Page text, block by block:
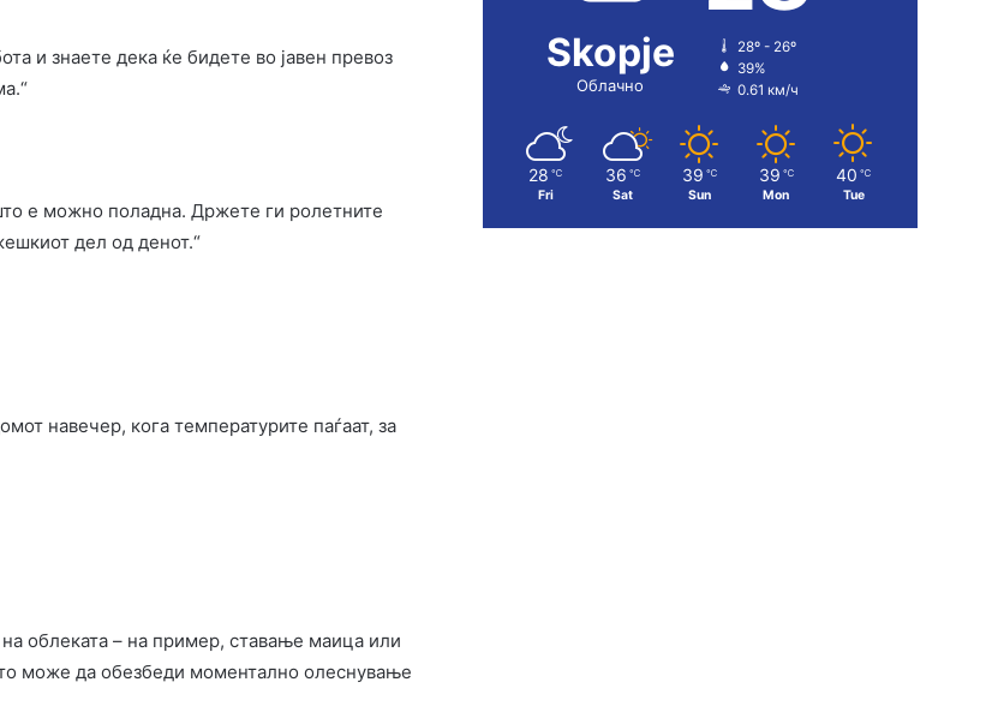
и знаете дека ќе бидете во јавен превоз
е можно поладна. Држете ги ролетните
дел од денот.“
навечер, кога температурите паѓаат, за
облеката – на пример, ставање маица или
може да обезбеди моментално олеснување
Skopje
Облачно
28º - 26º
39%
0.61 км/ч
28 ℃
Fri
36 ℃
Sat
39 ℃
Sun
39 ℃
Mon
40 ℃
Tue